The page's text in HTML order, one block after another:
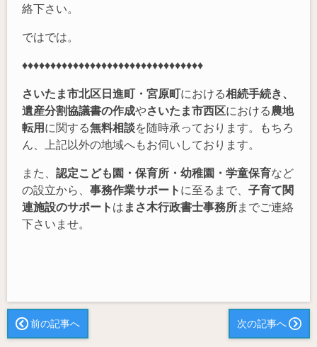
絡下さい。
ではでは。
♦♦♦♦♦♦♦♦♦♦♦♦♦♦♦♦♦♦♦♦♦♦♦♦♦♦♦♦♦♦♦♦
さいたま市北区日進町・宮原町における相続手続き、
遺産分割協議書の作成やさいたま市西区における農地
転用 に関する無料相談を随時承っております。もちろ
ん、上記以外の地域へもお伺いしております。
また、認定こども園・保育所・幼稚園・学童保育など
の設立から、事務作業サポート に至るまで、子育て関
連施設のサポート は まさ木行政書士事務所までご連絡
下さいませ。
前の記事へ 次の記事へ